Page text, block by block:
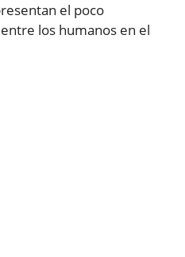
el poco
los humanos en el